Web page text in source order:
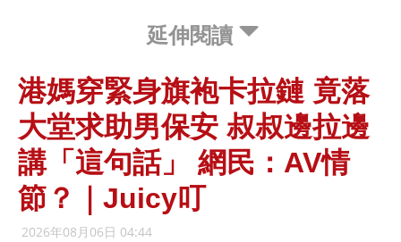
延伸閱讀
港媽穿緊身旗袍卡拉鏈 竟落
大堂求助男保安 叔叔邊拉邊
講「這句話」 網民：AV情
節？｜Juicy叮
2026年08月06日 04:44